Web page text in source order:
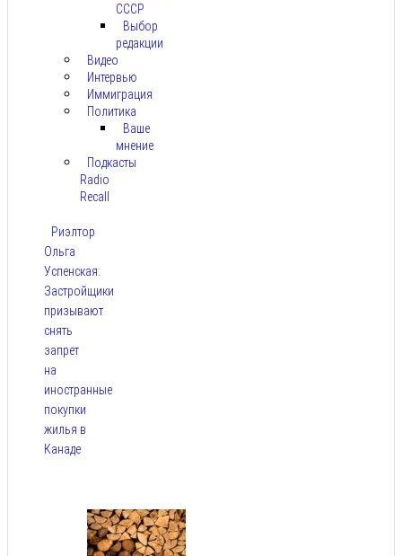
СССР
Выбор
редакции
Видео
Интервью
Иммиграция
Политика
Ваше
мнение
Подкасты
Radio
Recall
Риэлтор
Ольга
Успенская:
Застройщики
призывают
снять
запрет
на
иностранные
покупки
жилья в
Канаде